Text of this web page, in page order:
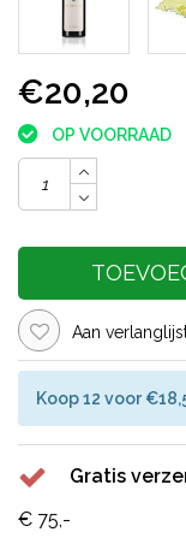
€20,20
OP VOORRAAD
Aan
Koop 12 voor
Gratis
€ 75,-